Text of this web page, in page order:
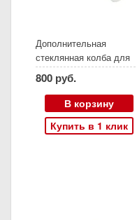
Дополнительная
стеклянная колба для
колонн "медного" вкуса
серии Д80 и колоннД80-
250
800 руб.
В корзину
Купить в 1 клик